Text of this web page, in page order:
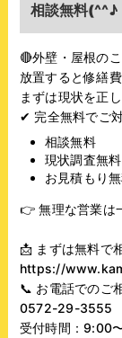
相談無料
🔴外壁・屋根の
放置すると修繕
まずは現状を正
✔ 完全無料でご
相談無料
現状調査無料
お見積もり
👉 無理な営業は
📩 まずは無料で
https://
📞 お電話でのご
0572-29-3555
受付時間：9:00